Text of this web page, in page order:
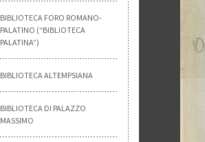
BIBLIOTECA FORO ROMANO-
PALATINO (“BIBLIOTECA
PALATINA”)
BIBLIOTECA ALTEMPSIANA
BIBLIOTECA DI PALAZZO
MASSIMO